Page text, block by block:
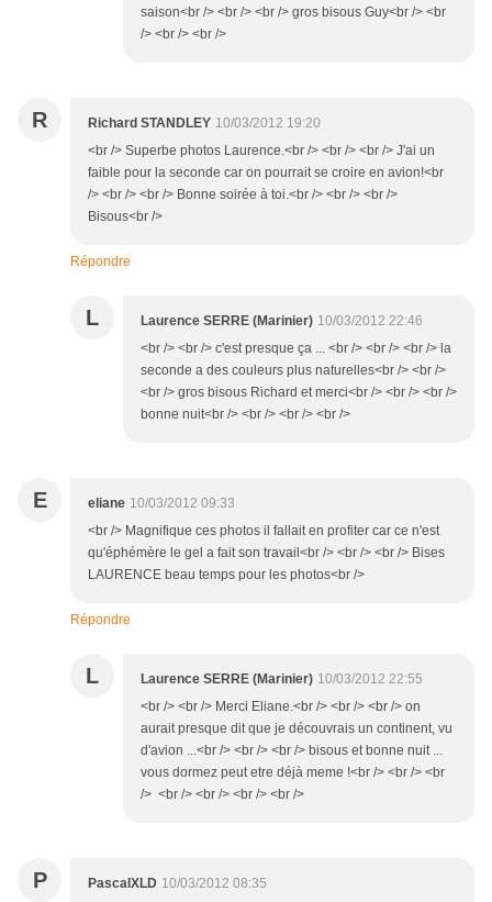
saison<br /> <br /> <br /> gros bisous Guy<br /> <br
/> <br /> <br />
R Richard STANDLEY 10/03/2012 19:20
<br /> Superbe photos Laurence.<br /> <br /> <br /> J'ai un
faible pour la seconde car on pourrait se croire en avion!<br
/> <br /> <br /> Bonne soirée à toi.<br /> <br /> <br />
Bisous<br />
Répondre
L Laurence SERRE (Marinier) 10/03/2012 22:46
<br /> <br /> c'est presque ça ... <br /> <br /> <br /> la
seconde a des couleurs plus naturelles<br /> <br />
<br /> gros bisous Richard et merci<br /> <br /> <br />
bonne nuit<br /> <br /> <br /> <br />
E eliane 10/03/2012 09:33
<br /> Magnifique ces photos il fallait en profiter car ce n'est
qu'éphémère le gel a fait son travail<br /> <br /> <br /> Bises
LAURENCE beau temps pour les photos<br />
Répondre
L Laurence SERRE (Marinier) 10/03/2012 22:55
<br /> <br /> Merci Eliane.<br /> <br /> <br /> on
aurait presque dit que je découvrais un continent, vu
d'avion ...<br /> <br /> <br /> bisous et bonne nuit ...
vous dormez peut etre déjà meme !<br /> <br /> <br
/> <br /> <br /> <br /> <br />
P PascalXLD 10/03/2012 08:35